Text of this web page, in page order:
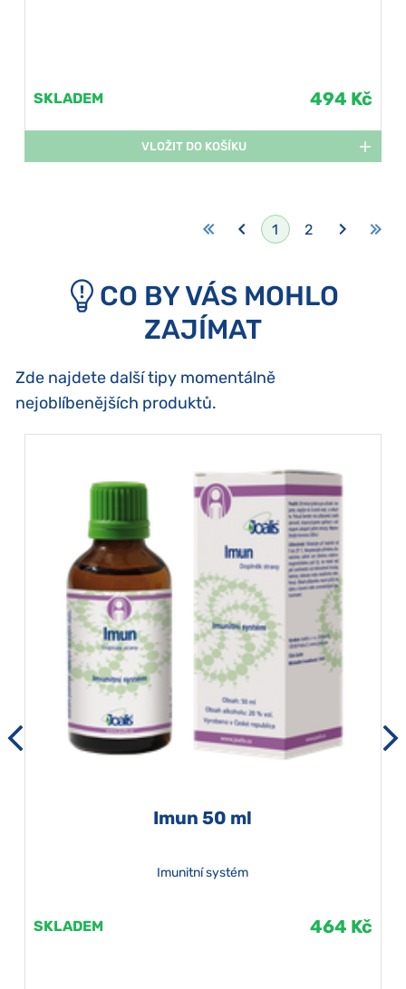
SKLADEM 494 Kč
VLOŽIT DO KOŠÍKU
1 2
CO BY VÁS MOHLO
ZAJÍMAT
Zde najdete další tipy momentálně
nejoblíbenějších produktů.
Imun 50 ml
Imunitní systém
SKLADEM 464 Kč